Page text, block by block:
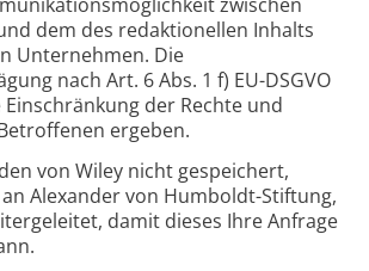
dem des redaktionellen Inhalts
Unternehmen. Die
nach Art. 6 Abs. 1 f) EU-DSGVO
der Rechte und
ergeben.
von Wiley nicht gespeichert,
Alexander von Humboldt-Stiftung,
damit dieses Ihre Anfrage